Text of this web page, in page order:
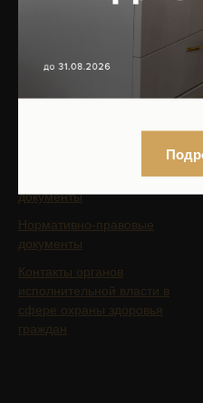
Подобрать процедуру
ЮРИДИЧЕСКАЯ
документы
Нормативно-правовые
документы
Контакты органов
исполнительной власти в
сфере охраны здоровья
граждан